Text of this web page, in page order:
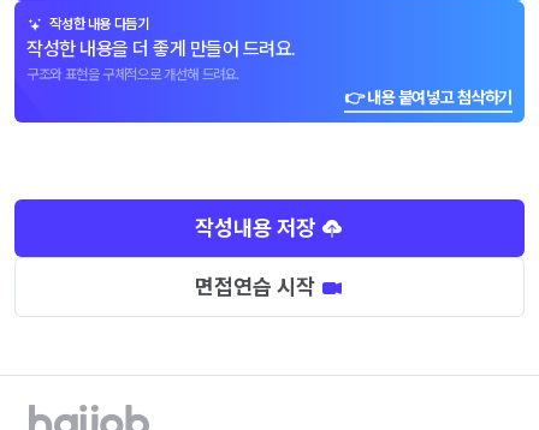
작성한 내용 다듬기
작성한 내용을 더 좋게 만들어 드려요.
구조와 표현을 구체적으로 개선해 드려요.
👉 내용 붙여넣고 첨삭하기
작성내용 저장
면접연습 시작